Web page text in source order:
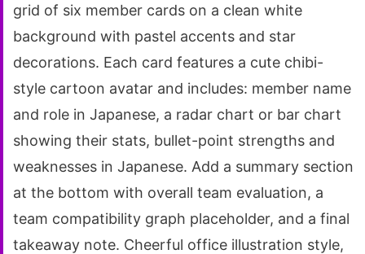
grid of six member cards on a clean white
background with pastel accents and star
decorations. Each card features a cute chibi-
style cartoon avatar and includes: member name
and role in Japanese, a radar chart or bar chart
showing their stats, bullet-point strengths and
weaknesses in Japanese. Add a summary section
at the bottom with overall team evaluation, a
team compatibility graph placeholder, and a final
takeaway note. Cheerful office illustration style,